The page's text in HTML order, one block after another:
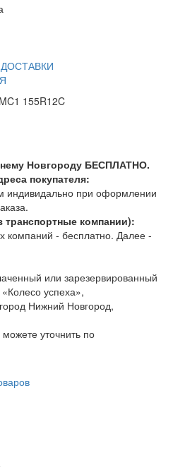
155R12C
Новгороду БЕСПЛАТНО.
покупателя:
индивидально при оформлении
транспортные компании):
компаний - бесплатно. Далее -
или зарезервированный
успеха»,
Нижний Новгород,
уточнить по